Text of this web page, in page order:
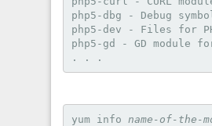
php5-dbg - Debug
php5-dev - Files for
php5-gd - GD module
. . .
yum info name-of-the-